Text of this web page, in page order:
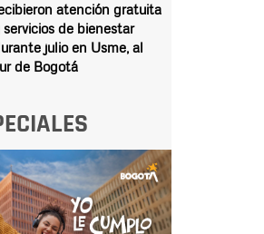
atención gratuita
servicios de bienestar
julio en Usme, al
de Bogotá